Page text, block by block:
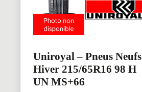
Uniroyal – Pneus Neufs
Hiver 215/65R16 98 H
UN MS+66